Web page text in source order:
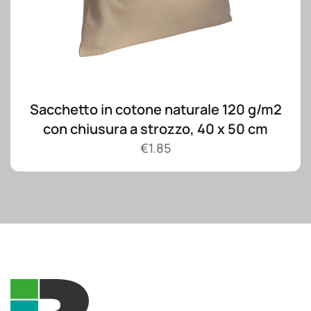
Sacchetto in cotone naturale 120 g/m2
con chiusura a strozzo, 40 x 50 cm
€1.85